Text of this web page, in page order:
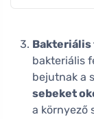
bakteriális
bejutnak a
sebeket
a környező